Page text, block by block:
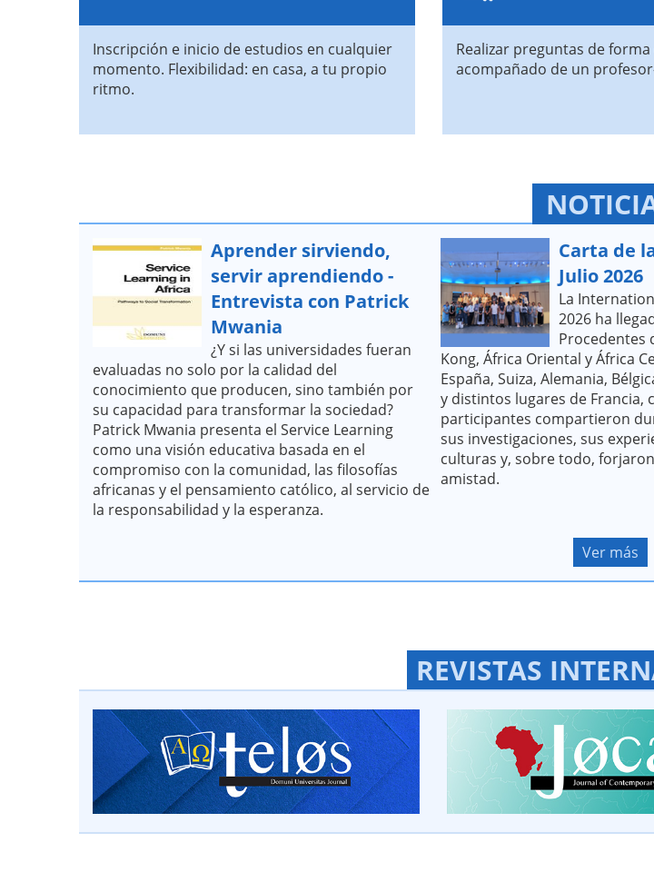
Inscripción e inicio de estudios en cualquier
momento. Flexibilidad: en casa, a tu propio
ritmo.
Realizar preguntas de
acompañado de un
Aprender sirviendo,
servir aprendiendo -
Entrevista con Patrick
Mwania
¿Y si las universidades fueran
evaluadas no solo por la calidad del
conocimiento que producen, sino también por
su capacidad para transformar la sociedad?
Patrick Mwania presenta el Service Learning
como una visión educativa basada en el
compromiso con la comunidad, las filosofías
africanas y el pensamiento católico, al servicio de
la responsabilidad y la esperanza.
Carta de
Julio 2026
La
2026 ha
Procedentes
Kong, África Oriental y África
España, Suiza, Alemania,
y distintos lugares de Francia,
participantes compartieron
sus investigaciones, sus
culturas y, sobre todo,
amistad.
Ver más
REVISTAS